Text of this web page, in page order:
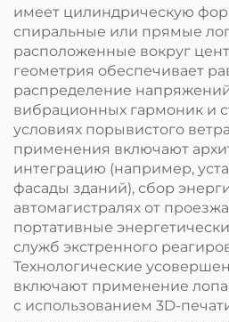
открытом воздухе в
гостиницах.
имеет цилиндрическую
спиральные или прямые
расположенные вокруг
геометрия обеспечивает
распределение
вибрационных гармоник и
условиях порывистого
применения включают
интеграцию (например,
фасады зданий), сбор
автомагистралях от
портативные
служб экстренного
Технологические
включают применение
с использованием 3D-